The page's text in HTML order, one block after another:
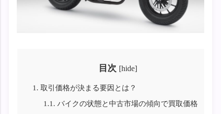
目次 [hide]
1. 取引価格が決まる要因とは？
1.1. バイクの状態と中古市場の傾向で買取価格